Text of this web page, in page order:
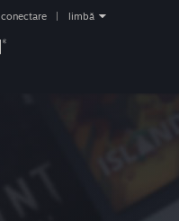
conectare limbă